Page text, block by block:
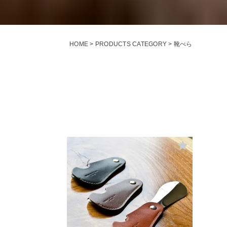
HOME PRODUCTS CATEGORY 靴べら